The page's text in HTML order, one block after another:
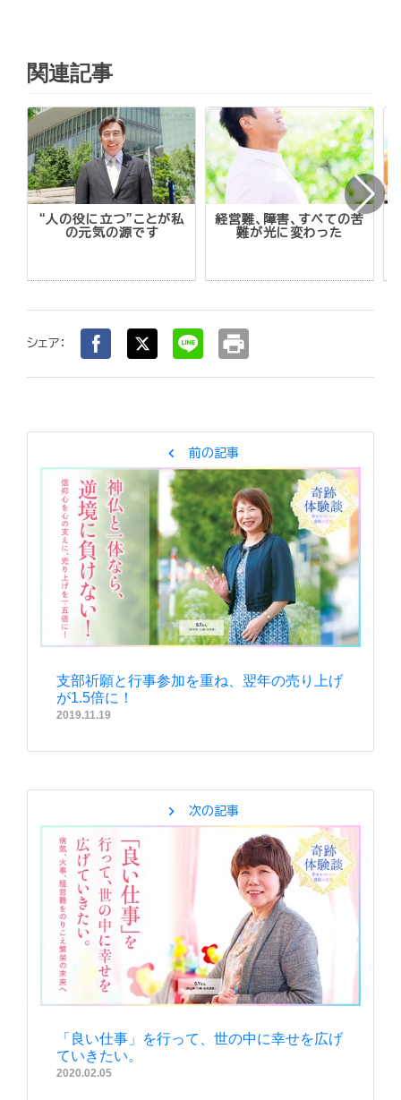
関連記事
“人の役に立つ”ことが私
の元気の源です
経営難、障害、すべての苦
難が光に変わった
シェア： print
chevron_left 前の記事
支部祈願と行事参加を重ね、翌年の売り上げ
が1.5倍に！
2019.11.19
chevron_right 次の記事
「良い仕事」を行って、世の中に幸せを広げ
ていきたい。
2020.02.05